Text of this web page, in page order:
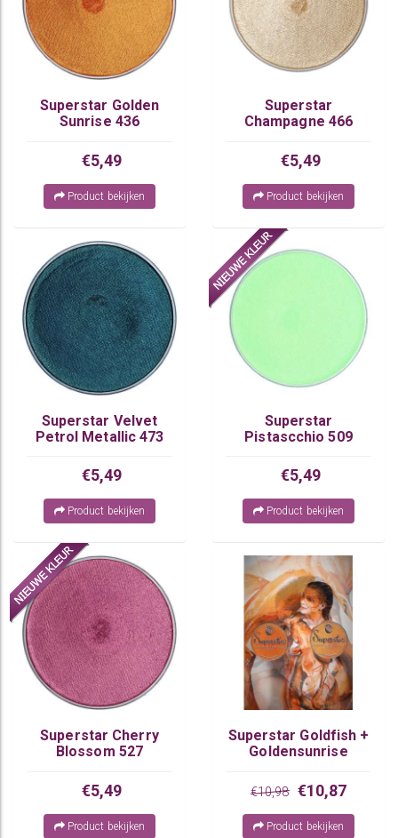
Superstar Golden
Sunrise 436
€5,49
Product bekijken
Superstar
Champagne 466
€5,49
Product bekijken
Superstar Velvet
Petrol Metallic 473
€5,49
Product bekijken
Superstar
Pistascchio 509
€5,49
Product bekijken
Superstar Cherry
Blossom 527
€5,49
Product bekijken
Superstar Goldfish +
Goldensunrise
€10,98 €10,87
Product bekijken